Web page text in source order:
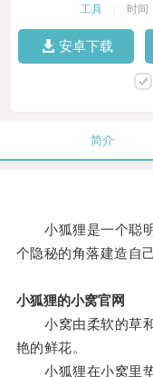
工具 时间
安卓下载
简介
小狐狸是一个聪明
个隐秘的角落建造自
小狐狸的小窝官网
小窝由柔软的草和
艳的鲜花。
小狐狸在小窝里垫